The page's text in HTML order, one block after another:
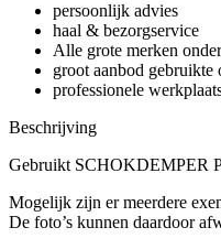
persoonlijk advies
haal & bezorgservice
Alle grote merken
groot aanbod gebruikte
professionele
Beschrijving
Gebruikt SCHOKDEMPER
Mogelijk zijn er meerdere
De foto’s kunnen daardoor